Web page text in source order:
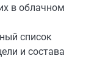
в облачном
список
и состава